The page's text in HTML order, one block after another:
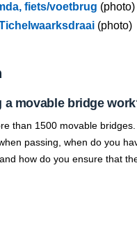
fiets/voetbrug (photo)
(photo)
a movable bridge
than 1500 movable
passing, when do you
how do you ensure that